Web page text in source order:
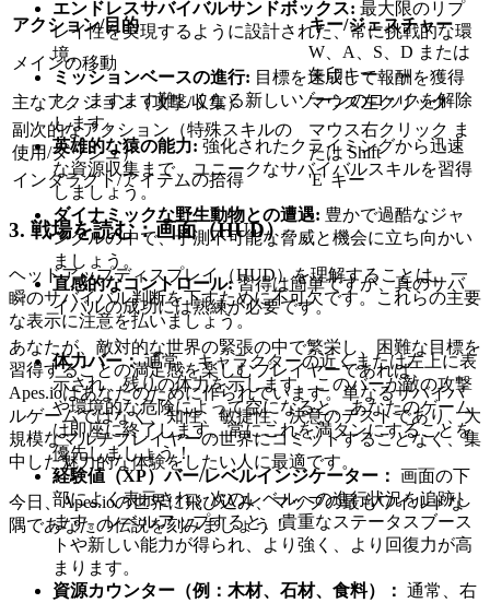
エンドレスサバイバルサンドボックス: 最大限のリプ
レイ性を実現するように設計された、常に挑戦的な環
境。
ミッションベースの進行: 目標を達成して報酬を獲得
し、ますます難しくなる新しいゾーンのロックを解除
します。
英雄的な猿の能力: 強化されたクライミングから迅速
な資源収集まで、ユニークなサバイバルスキルを習得
しましょう。
ダイナミックな野生動物との遭遇: 豊かで過酷なジャ
ングルの中で、予測不可能な脅威と機会に立ち向かい
ましょう。
直感的なコントロール:習得は簡単ですが、真のサバ
イバルの成功には熟練が必要です。
あなたが、敵対的な世界の緊張の中で繁栄し、困難な目標を
習得することの満足感を楽しむプレイヤーであれば、
Apes.ioはあなたのために作られています。単なるサバイバ
ルゲームではなく、知性、敏捷性、決意のテストであり、大
規模なマルチプレイヤーの世界にコミットすることなく、集
中した魅力的な体験をしたい人に最適です。
今日、Apes.ioの世界に飛び込み、マップの最もワイルドな
隅であなたの伝説を刻みましょう！
アクション/目的 キー/ジェスチャー
メインの移動
W、A、S、D または
矢印キー
主なアクション（攻撃/収集）
マウス左クリック
副次的なアクション（特殊スキルの
使用/ダッシュ）
マウス右クリック ま
たは Shift
インタラクト/アイテムの拾得
'E' キー
3. 戦場を読む：画面（HUD）
ヘッドアップディスプレイ（HUD）を理解することは、一
瞬のサバイバル判断を下すために不可欠です。これらの主要
な表示に注意を払いましょう。
体力バー：通常、キャラクターの近くまたは左上に表
示され、残りの体力を示します。このバーが敵の攻撃
や環境的な危険によって空になると、あなたのゲーム
は即座に終了します。常にこれを満タンにすることを
優先しましょう！
経験値（XP）バー/レベルインジケーター： 画面の下
部によく表示され、次のレベルへの進行状況を追跡し
ます。レベルアップすると、貴重なステータスブース
トや新しい能力が得られ、より強く、より回復力が高
まります。
資源カウンター（例：木材、石材、食料）： 通常、右